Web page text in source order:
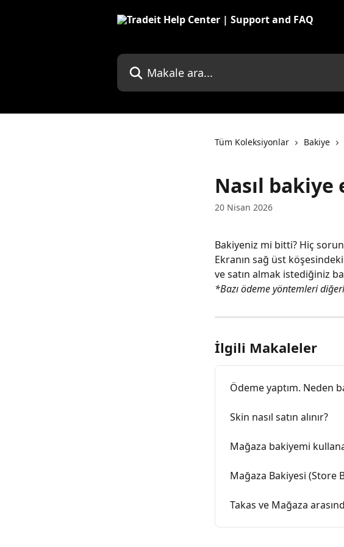
Makale ara...
Tüm Koleksiyonlar Bakiye
Nasıl
20 Nisan 2026
Bakiyeniz mi bitti? Hiç
Ekranın sağ üst köşesindeki
ve satın almak istediğiniz
*Bazı ödeme yöntemleri
İlgili Makaleler
Ödeme yaptım. Neden
Skin nasıl satın alınır?
Mağaza bakiyemi
Mağaza Bakiyesi (Store
Takas ve Mağaza